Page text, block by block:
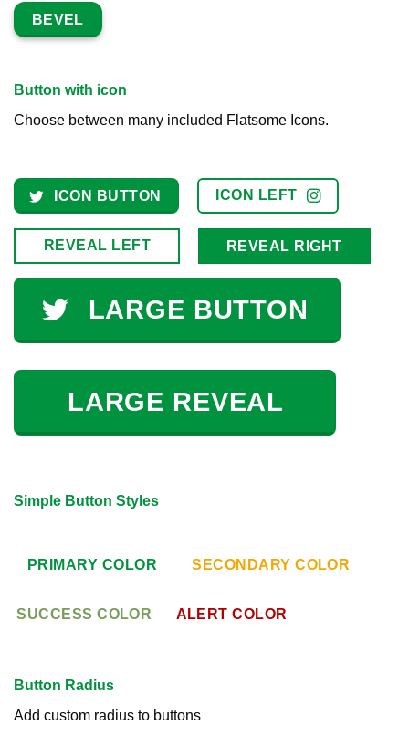
BEVEL
Button with icon
Choose between many included Flatsome Icons.
ICON BUTTON ICON LEFT
REVEAL LEFT REVEAL RIGHT
LARGE BUTTON
LARGE REVEAL
Simple Button Styles
PRIMARY COLOR SECONDARY COLOR
SUCCESS COLOR ALERT COLOR
Button Radius
Add custom radius to buttons